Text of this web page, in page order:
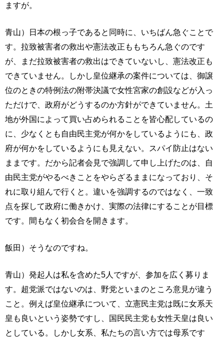
ますが。
青山）日本の根っ子であると同時に、いちばん急ぐことで
す。拉致被害者の救出や憲法改正ももちろん急ぐのです
が、まだ拉致被害者の救出はできていないし、憲法改正も
できていません。しかし皇位継承の案件については、御譲
位のときの特例法の附帯決議で女性宮家の創設などが入っ
ただけで、政府がどうするのか方針ができていません。土
地が外国によって買い占められることを皆心配しているの
に、少なくとも自由民主党が何かをしているようにも、政
府が何かをしているようにも見えない。スパイ防止はない
ままです。だから記者会見で強調して申し上げたのは、自
由民主党がやるべきことをやらざるままになっており、そ
れに取り組んで行くと。違いを強調するのではなく、一致
点を探して政府に働きかけ、実際の法律にすることが目標
です。間もなく初会合を開きます。
飯田）そうなのですね。
青山）発起人は私を含めた5人ですが、参加を広く募りま
す。超党派ではないのは、野党といまのところ意見が違う
こと。例えば皇位継承について、立憲民主党は既に女系天
皇も良いという姿勢ですし、国民民主党も女性天皇は良い
としている。しかし女系、私たちの言い方では母系です